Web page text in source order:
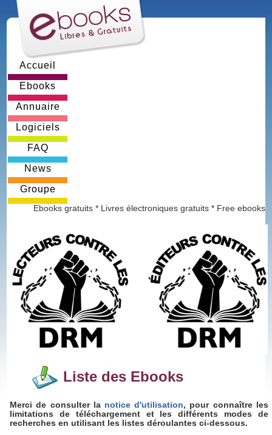
Accueil
Ebooks
Annuaire
Logiciels
FAQ
News
Groupe
Ebooks gratuits * Livres électroniques gratuits * Free ebooks
Liste des Ebooks
Merci de consulter la notice d'utilisation, pour connaître les
limitations de téléchargement et les différents modes de
recherches en utilisant les listes déroulantes ci-dessous.